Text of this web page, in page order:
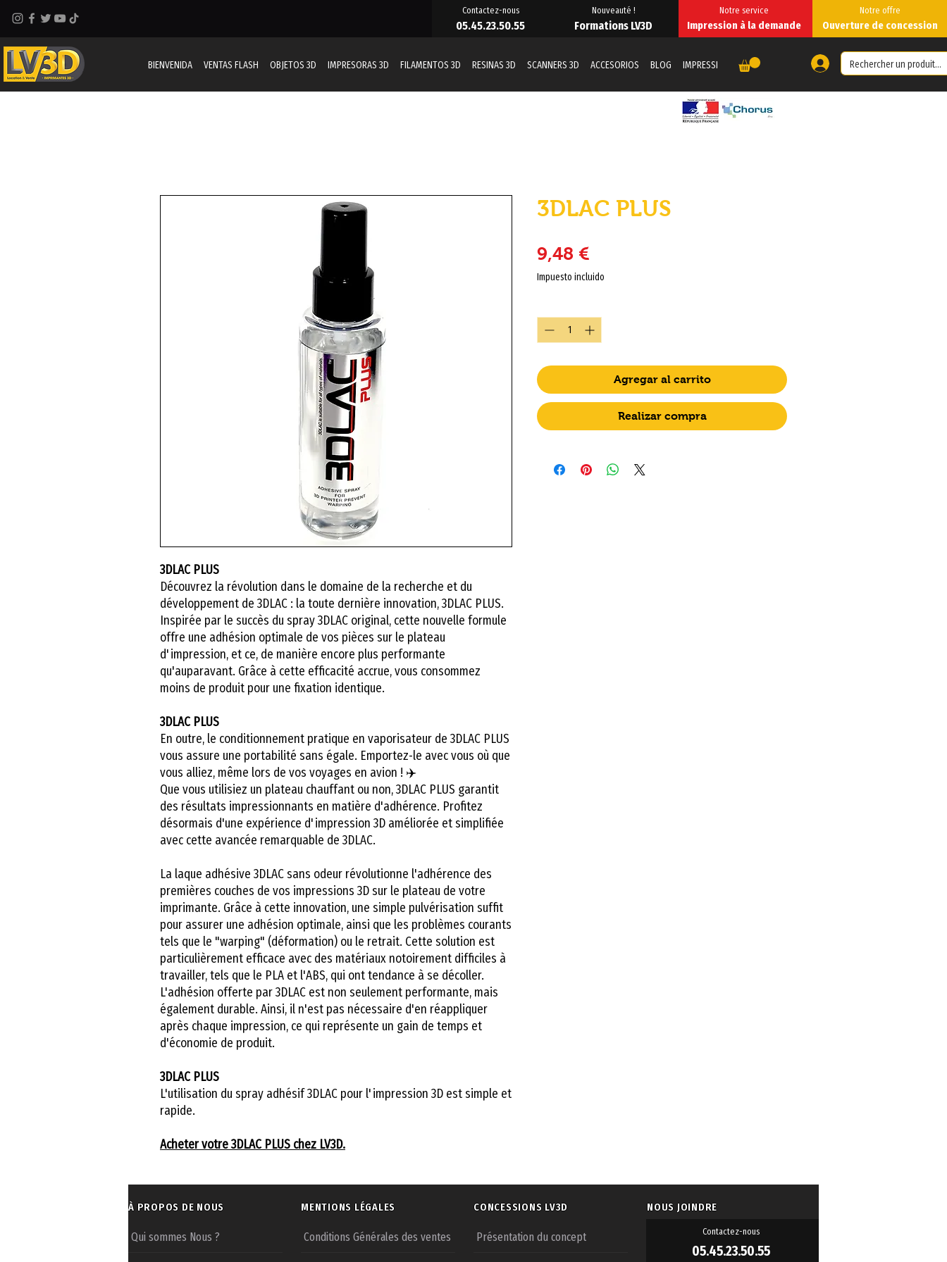
05.45.23.50.55
Contactez-nous
Formations LV3D
Nouveauté !
Impression à la demande
Notre service
Ouverture de concession
Notre offre
BIENVENIDA VENTAS FLASH OBJETOS 3D IMPRESORAS 3D FILAMENTOS 3D RESINAS 3D SCANNERS 3D ACCESORIOS BLOG IMPRESSION 3D À LA DEMANDE IMPRESSION À LA DEMANDE
3DLAC PLUS
Découvrez la révolution dans le domaine de la recherche et du
développement de 3DLAC : la toute dernière innovation, 3DLAC PLUS.
Inspirée par le succès du spray 3DLAC original, cette nouvelle formule
offre une adhésion optimale de vos pièces sur le plateau
d'impression, et ce, de manière encore plus performante
qu'auparavant. Grâce à cette efficacité accrue, vous consommez
moins de produit pour une fixation identique.
3DLAC PLUS
En outre, le conditionnement pratique en vaporisateur de 3DLAC PLUS
vous assure une portabilité sans égale. Emportez-le avec vous où que
vous alliez, même lors de vos voyages en avion ! ✈️
Que vous utilisiez un plateau chauffant ou non, 3DLAC PLUS garantit
des résultats impressionnants en matière d'adhérence. Profitez
désormais d'une expérience d'impression 3D améliorée et simplifiée
avec cette avancée remarquable de 3DLAC.
La laque adhésive 3DLAC sans odeur révolutionne l'adhérence des
premières couches de vos impressions 3D sur le plateau de votre
imprimante. Grâce à cette innovation, une simple pulvérisation suffit
pour assurer une adhésion optimale, ainsi que les problèmes courants
tels que le "warping" (déformation) ou le retrait. Cette solution est
particulièrement efficace avec des matériaux notoirement difficiles à
travailler, tels que le PLA et l'ABS, qui ont tendance à se décoller.
L'adhésion offerte par 3DLAC est non seulement performante, mais
également durable. Ainsi, il n'est pas nécessaire d'en réappliquer
après chaque impression, ce qui représente un gain de temps et
d'économie de produit.
3DLAC PLUS
L'utilisation du spray adhésif 3DLAC pour l'impression 3D est simple et
rapide.
Acheter votre 3DLAC PLUS chez LV3D.
3DLAC PLUS
9,48 €
Impuesto incluido
Agregar al carrito
Realizar compra
À PROPOS DE NOUS
Qui sommes Nous ?
MENTIONS LÉGALES
Conditions Générales des ventes
CONCESSIONS LV3D
Présentation du concept
NOUS JOINDRE
Contactez-nous
05.45.23.50.55